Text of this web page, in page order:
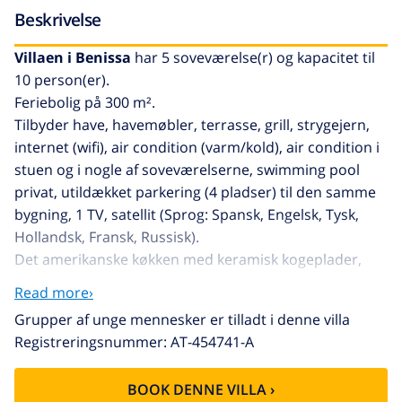
Beskrivelse
Villaen i Benissa har 5 soveværelse(r) og kapacitet til
10 person(er).
Feriebolig på 300 m².
Tilbyder have, havemøbler, terrasse, grill, strygejern,
internet (wifi), air condition (varm/kold), air condition i
stuen og i nogle af soveværelserne, swimming pool
privat, utildækket parkering (4 pladser) til den samme
bygning, 1 TV, satellit (Sprog: Spansk, Engelsk, Tysk,
Hollandsk, Fransk, Russisk).
Det amerikanske køkken med keramisk kogeplader,
med service og køleskab, mikroovn, ovn, fryser,
vaskemaskine, opvaskemaskine, tallerkner/bestik,
køkkentøj, kaffemaskine, brødrister og kedel.
Read more›
Grupper af unge mennesker er tilladt i denne villa
Registreringsnummer: AT-454741-A
BOOK DENNE VILLA ›